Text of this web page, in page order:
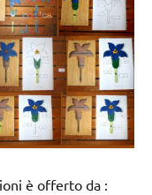
è offerto da :